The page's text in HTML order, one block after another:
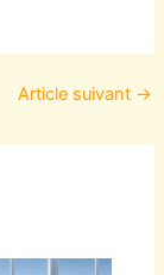
Article suivant →